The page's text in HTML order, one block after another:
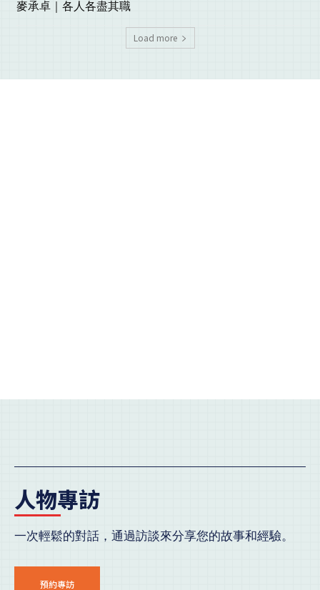
麥承卓｜各人各盡其職
Load more
人物專訪
一次輕鬆的對話，通過訪談來分享您的故事和經驗。
預約專訪